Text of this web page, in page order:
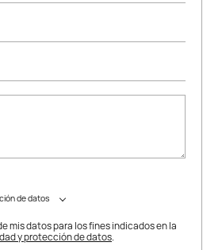
de datos
mis datos para los fines indicados en la
y protección de datos.